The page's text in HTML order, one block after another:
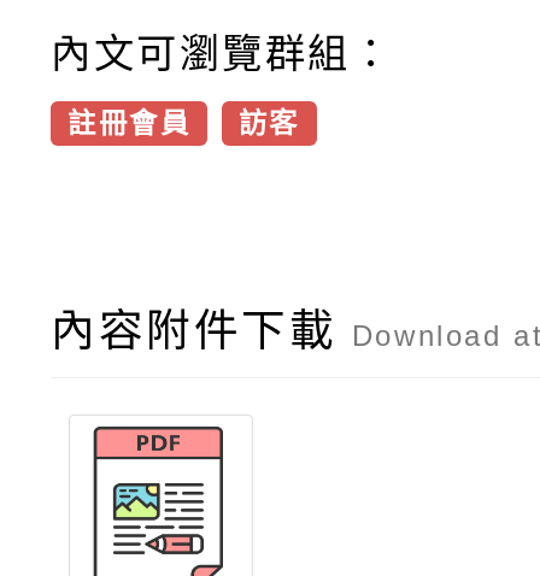
內文可瀏覽群組：
註冊會員 訪客
內容附件下載 Download